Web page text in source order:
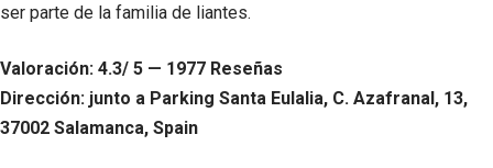
ser parte de la familia de liantes.
Valoración: 4.3/ 5 — 1977 Reseñas
Dirección: junto a Parking Santa Eulalia, C. Azafranal, 13,
37002 Salamanca, Spain